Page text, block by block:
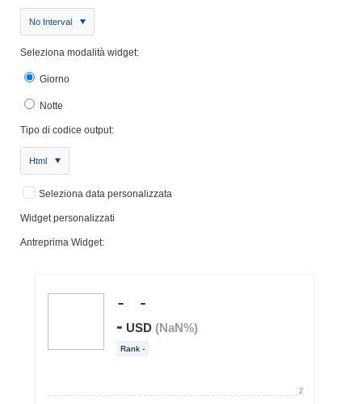
No Interval
Seleziona modalità widget:
Giorno
Notte
Tipo di codice output:
Html
Seleziona data personalizzata
Widget personalizzati
Antreprima Widget: